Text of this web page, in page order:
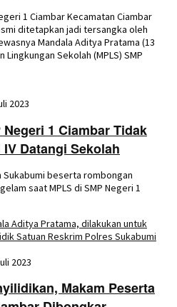
1 Ciambar Kecamatan Ciambar
ditetapkan jadi tersangka oleh
Mandala Aditya Pratama (13
Sekolah (MPLS) SMP
2023
1 Ciambar Tidak
Datangi Sekolah
Sukabumi beserta rombongan
saat MPLS di SMP Negeri 1
2023
Makam Peserta